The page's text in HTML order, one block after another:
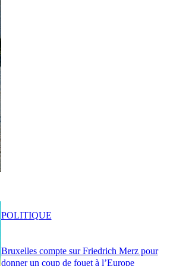
Bruxelles compte sur Friedrich Merz pour
donner un coup de fouet à l’Europe
POLITIQUE